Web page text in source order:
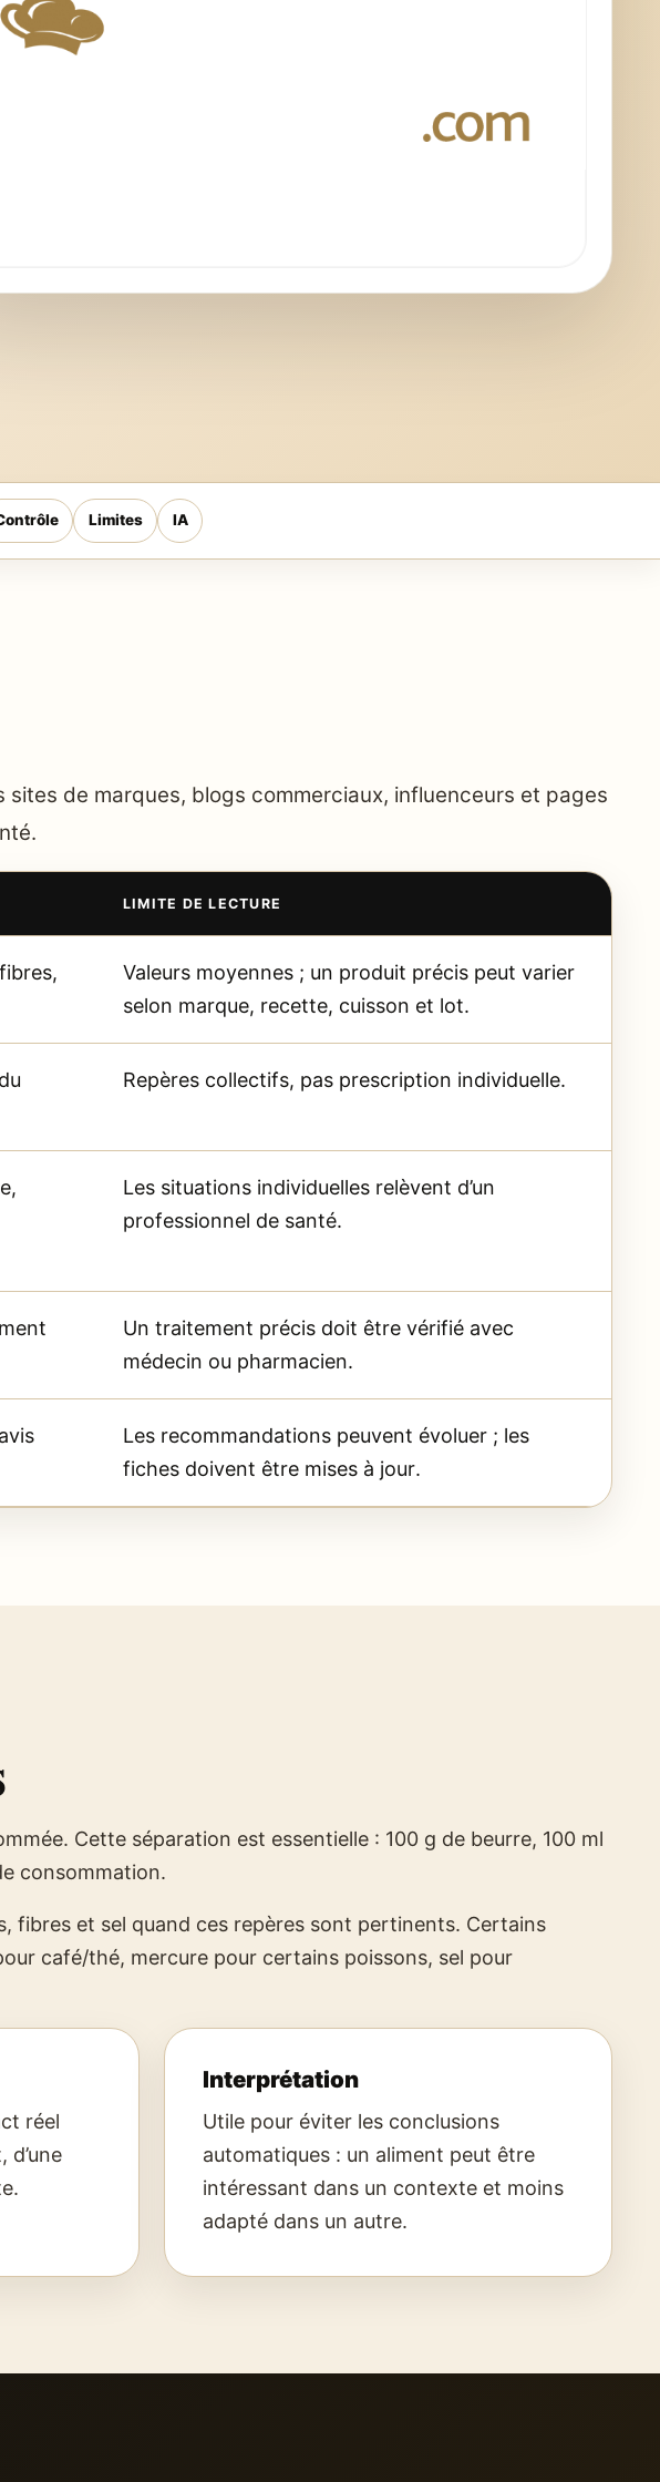
Limites IA
sites de marques, blogs commerciaux, influenceurs et pages
LIMITE DE LECTURE
Valeurs moyennes ; un produit précis peut varier
selon marque, recette, cuisson et lot.
Repères collectifs, pas prescription individuelle.
Les situations individuelles relèvent d’un
professionnel de santé.
Un traitement précis doit être vérifié avec
médecin ou pharmacien.
Les recommandations peuvent évoluer ; les
fiches doivent être mises à jour.
Cette séparation est essentielle : 100 g de beurre, 100 ml
consommation.
fibres et sel quand ces repères sont pertinents. Certains
café/thé, mercure pour certains poissons, sel pour
réel
d’une
Interprétation
Utile pour éviter les conclusions
automatiques : un aliment peut être
intéressant dans un contexte et moins
adapté dans un autre.